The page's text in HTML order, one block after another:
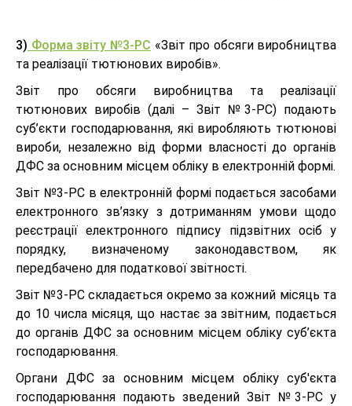
3) Форма звіту №3-РС «Звіт про обсяги виробництва
та реалізації тютюнових виробів».
Звіт про обсяги виробництва та реалізації
тютюнових виробів (далі – Звіт №3-РС) подають
суб’єкти господарювання, які виробляють тютюнові
вироби, незалежно від форми власності до органів
ДФС за основним місцем обліку в електронній формі.
Звіт №3-РС в електронній формі подається засобами
електронного зв’язку з дотриманням умови щодо
реєстрації електронного підпису підзвітних осіб у
порядку, визначеному законодавством, як
передбачено для податкової звітності.
Звіт №3-РС складається окремо за кожний місяць та
до 10 числа місяця, що настає за звітним, подається
до органів ДФС за основним місцем обліку суб’єкта
господарювання.
Органи ДФС за основним місцем обліку суб'єкта
господарювання подають зведений Звіт №3-РС у